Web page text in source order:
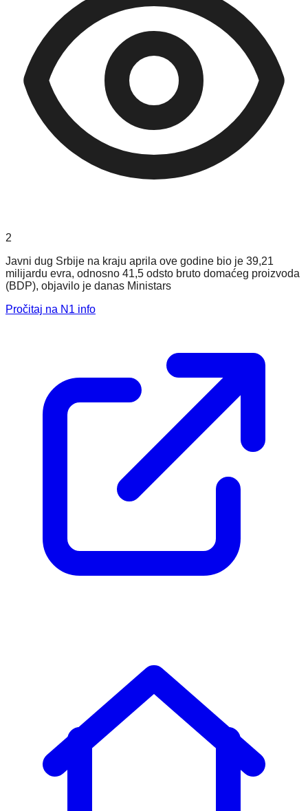
2
Javni dug Srbije na kraju aprila ove godine bio je 39,21
milijardu evra, odnosno 41,5 odsto bruto domaćeg proizvoda
(BDP), objavilo je danas Ministars
Pročitaj na N1 info